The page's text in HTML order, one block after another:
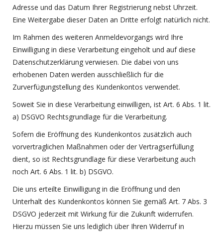
Adresse und das Datum Ihrer Registrierung nebst Uhrzeit.
Eine Weitergabe dieser Daten an Dritte erfolgt natürlich nicht.
Im Rahmen des weiteren Anmeldevorgangs wird Ihre
Einwilligung in diese Verarbeitung eingeholt und auf diese
Datenschutzerklärung verwiesen. Die dabei von uns
erhobenen Daten werden ausschließlich für die
Zurverfügungstellung des Kundenkontos verwendet.
Soweit Sie in diese Verarbeitung einwilligen, ist Art. 6 Abs. 1 lit.
a) DSGVO Rechtsgrundlage für die Verarbeitung.
Sofern die Eröffnung des Kundenkontos zusätzlich auch
vorvertraglichen Maßnahmen oder der Vertragserfüllung
dient, so ist Rechtsgrundlage für diese Verarbeitung auch
noch Art. 6 Abs. 1 lit. b) DSGVO.
Die uns erteilte Einwilligung in die Eröffnung und den
Unterhalt des Kundenkontos können Sie gemäß Art. 7 Abs. 3
DSGVO jederzeit mit Wirkung für die Zukunft widerrufen.
Hierzu müssen Sie uns lediglich über Ihren Widerruf in